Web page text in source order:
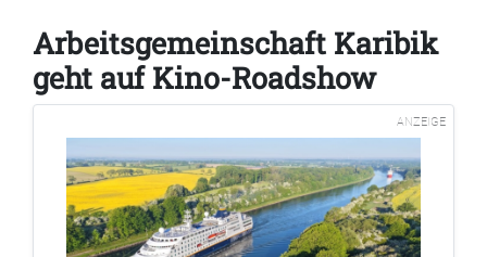
Arbeitsgemeinschaft Karibik
geht auf Kino-Roadshow
ANZEIGE